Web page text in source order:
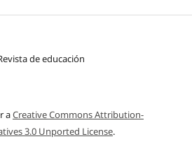
de educación
aCreative Commons Attribution-
3.0 Unported License.